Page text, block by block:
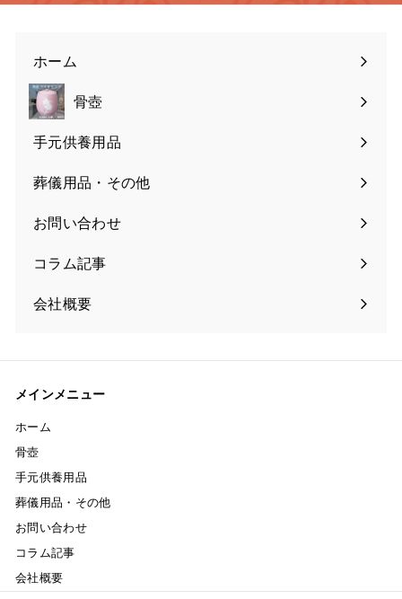
ホーム
骨壺
手元供養用品
葬儀用品・その他
お問い合わせ
コラム記事
会社概要
メインメニュー
ホーム
骨壺
手元供養用品
葬儀用品・その他
お問い合わせ
コラム記事
会社概要